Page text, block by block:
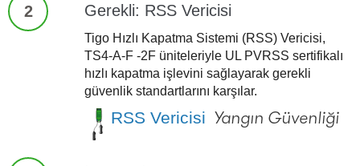
2 Gerekli: RSS Vericisi
Tigo Hızlı Kapatma Sistemi (RSS) Vericisi,
TS4-A-F -2F üniteleriyle UL PVRSS sertifikalı
hızlı kapatma işlevini sağlayarak gerekli
güvenlik standartlarını karşılar.
RSS Vericisi Yangın Güvenliği